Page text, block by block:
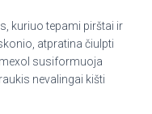
kuriuo tepami pirštai ir
atpratina čiulpti
susiformuoja
nevalingai kišti